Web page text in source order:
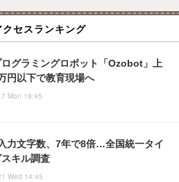
クセスランキング
グラミングロボット「Ozobot」上
円以下で教育現場へ
Mon 18:45
力文字数、7年で8倍…全国統一タイ
スキル調査
Wed 14:45